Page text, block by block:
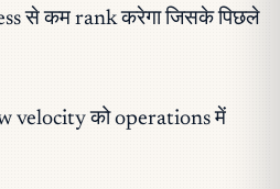
से कम rank करेगा जिसके पिछले
velocity को operations में